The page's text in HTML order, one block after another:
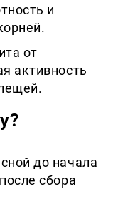
и
от
активность
до начала
сбора